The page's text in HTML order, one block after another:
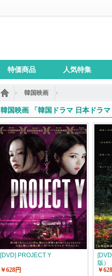
特価商品 人気特集
韓国映画
韓国映画 「韓国ドラマ 日本ドラ
[DVD] PROJECT Y
￥628円
版）
￥